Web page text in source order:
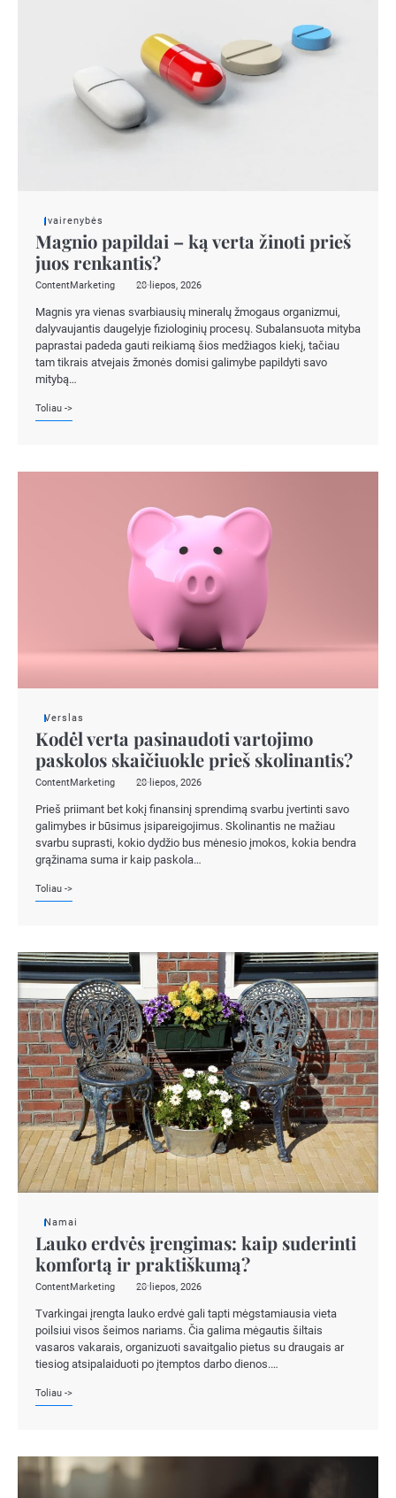
Įvairenybės
Magnio papildai – ką verta žinoti prieš
juos renkantis?
ContentMarketing 28 liepos, 2026
Magnis yra vienas svarbiausių mineralų žmogaus organizmui,
dalyvaujantis daugelyje fiziologinių procesų. Subalansuota mityba
paprastai padeda gauti reikiamą šios medžiagos kiekį, tačiau
tam tikrais atvejais žmonės domisi galimybe papildyti savo
mitybą…
Toliau ->
Verslas
Kodėl verta pasinaudoti vartojimo
paskolos skaičiuokle prieš skolinantis?
ContentMarketing 28 liepos, 2026
Prieš priimant bet kokį finansinį sprendimą svarbu įvertinti savo
galimybes ir būsimus įsipareigojimus. Skolinantis ne mažiau
svarbu suprasti, kokio dydžio bus mėnesio įmokos, kokia bendra
grąžinama suma ir kaip paskola…
Toliau ->
Namai
Lauko erdvės įrengimas: kaip suderinti
komfortą ir praktiškumą?
ContentMarketing 20 liepos, 2026
Tvarkingai įrengta lauko erdvė gali tapti mėgstamiausia vieta
poilsiui visos šeimos nariams. Čia galima mėgautis šiltais
vasaros vakarais, organizuoti savaitgalio pietus su draugais ar
tiesiog atsipalaiduoti po įtemptos darbo dienos.…
Toliau ->